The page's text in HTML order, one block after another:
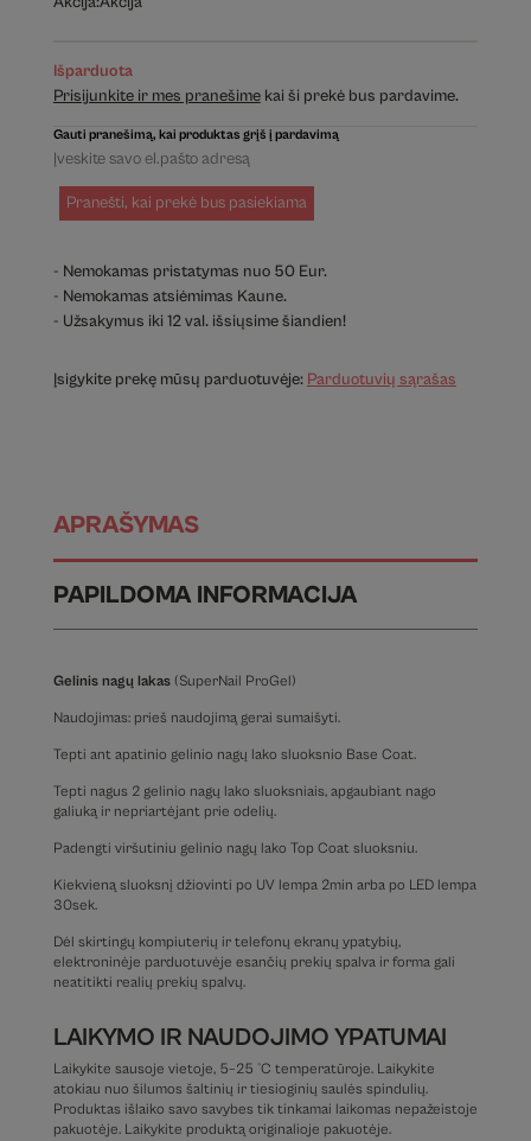
Išparduota
Prisijunkite ir mes pranešimekai ši prekė bus pardavime.
Gauti pranešimą, kai produktas grįš į pardavimą
Pranešti, kai prekė bus pasiekiama
- Nemokamas pristatymas nuo 50 Eur.
- Nemokamas atsiėmimas Kaune.
- Užsakymus iki 12 val. išsiųsime šiandien!
Įsigykite prekę mūsų parduotuvėje: Parduotuvių sąrašas
APRAŠYMAS
PAPILDOMA INFORMACIJA
Gelinis nagų lakas(SuperNail ProGel)
Naudojimas: prieš naudojimą gerai sumaišyti.
Tepti ant apatinio gelinio nagų lako sluoksnio Base Coat.
Tepti nagus 2 gelinio nagų lako sluoksniais, apgaubiant nago
galiuką ir nepriartėjant prie odelių.
Padengti viršutiniu gelinio nagų lako Top Coat sluoksniu.
Kiekvieną sluoksnį džiovinti po UV lempa 2min arba po LED lempa
30sek.
Dėl skirtingų kompiuterių ir telefonų ekranų ypatybių,
elektroninėje parduotuvėje esančių prekių spalva ir forma gali
neatitikti realių prekių spalvų.
LAIKYMO IR NAUDOJIMO YPATUMAI
Laikykite sausoje vietoje, 5–25 °C temperatūroje. Laikykite
atokiau nuo šilumos šaltinių ir tiesioginių saulės spindulių.
Produktas išlaiko savo savybes tik tinkamai laikomas nepažeistoje
pakuotėje. Laikykite produktą originalioje pakuotėje.